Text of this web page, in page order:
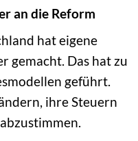
an die Reform
hat eigene
gemacht. Das hat zu
geführt.
ihre Steuern